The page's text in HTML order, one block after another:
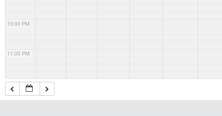
10:00 PM
11:00 PM